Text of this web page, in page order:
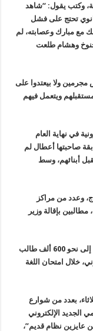
وكتب يقول: “شاهد
تحتج على فشل
مع مبارك وعصابته، لم
وهشام طلعت
ولا بيعتدوا على
ويتعمل فيهم
في نهاية العام
صاحبتها أعطال لم
أبنائهم، وسط
وعدد من مراكز
مطالبين بإقالة وزير
وواجه طلاب الصف الأول الثانوي الذين يصل عددهم إلى نحو 600 ألف طالب
خلال امتحان اللغة
بعدد من شوارع
الجديد الإلكتروني
عايزين نظام قديم”،